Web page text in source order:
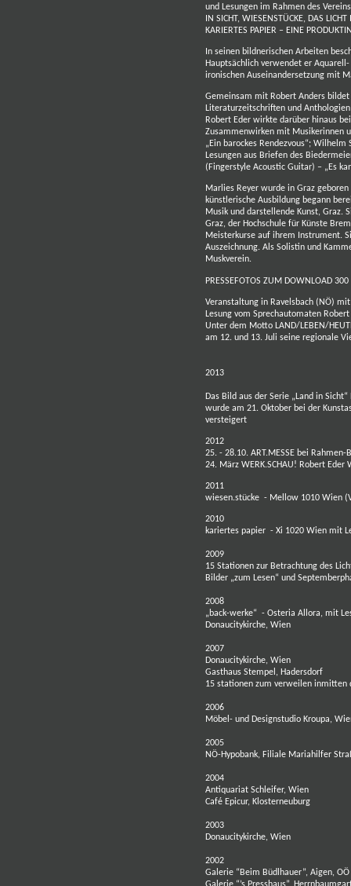
und Lesungen im Rahmen des
IN SICHT, WIESENSTÜCKE, DAS
KARIERTES PAPIER – EINE
In seinen bildnerischen Arbeiten
Hauptsächlich verwendet er
ironischen Auseinandersetzung mit
Gemeinsam mit Robert Anders
Literaturzeitschriften und
Robert Eder wirkte darüber hinaus
Zusammenwirken mit Musikerinnen
„Ein barockes Rendezvous“;
Lesungen aus Briefen des
(Fingerstyle Acoustic Guitar) – „Es
Marlies Reyer wurde in Graz
künstlerische Ausbildung begann
Musik und darstellende Kunst, Graz.
Graz, der Hochschule für Künste
Meisterkurse auf ihrem Instrument.
Auszeichnung. Als Solistin und
Muskverein.
PRESSEFOTOS ZUM DOWNLOAD
Veranstaltung in Ravelsbach (NÖ) mit
Lesung vom Sprechautomaten
Unter dem Motto LAND/LEBEN/
am 12. und 13. Juli seine regionale
2013
Das Bild aus der Serie „Land in
wurde am 21. Oktober bei der
versteigert
2012
25. - 28.10. ART.MESSE bei
24. März WERK.SCHAU! Robert
2011
wiesen.stücke - Mellow 1010 Wien
2010
kariertes papier - Xi 1020 Wien mit
2009
15 Stationen zur Betrachtung des
Bilder „zum Lesen“ und
2008
„back-werke“ - Osteria Allora, mit
Donaucitykirche, Wien
2007
Donaucitykirche, Wien
Gasthaus Stempel, Hadersdorf
15 stationen zum verweilen inmitten
2006
Möbel- und Designstudio Kroupa,
2005
NÖ-Hypobank, Filiale Mariahilfer
2004
Antiquariat Schleifer, Wien
Café Epicur, Klosterneuburg
2003
Donaucitykirche, Wien
2002
Galerie “Beim Büdlhauer”, Aigen, OÖ